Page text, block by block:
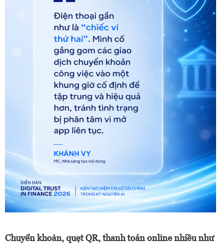
Chuyển khoản, quẹt QR, thanh toán online nhiều như